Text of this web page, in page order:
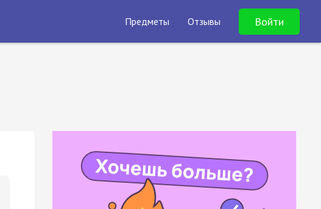
Предметы Отзывы Войти